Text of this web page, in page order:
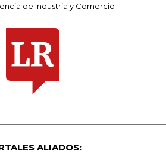
de Industria y Comercio
ALIADOS: